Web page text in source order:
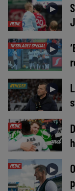
MEDIE
►
TIPSBLADET SPECIAL ►
NYHEDER ►
MEDIE ►
MEDIE ►